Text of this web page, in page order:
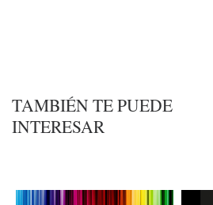
TAMBIÉN TE PUEDE
INTERESAR